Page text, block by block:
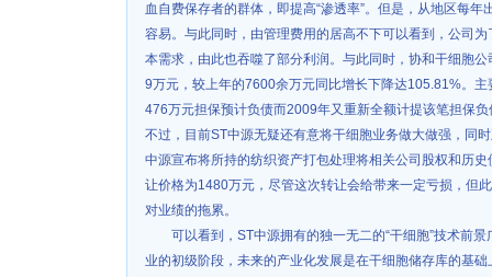
血自费保存者的群体，即提高“渗透率”。但是，从地区每
容易。与此同时，由管理费用的居高不下可以看到，公司
本需求，由此也吞噬了部分利润。与此同时，协和干细胞
9万元，较上年的7600余万元同比增长下降达105.81%。
476万元担保预计负债而2009年又重新全额计提该笔担保负
不过，目前ST中源无疑还有意将干细胞业务做大做强，同
中源宣布将所持的纺织资产打包处理将相关公司股权和历
让价格为1480万元，尽管这次转让会给带来一定亏损，但
对业绩的拖累。
可以看到，ST中源拥有的独一无二的“干细胞”技术前
业的初级阶段，未来的产业化发展是在干细胞储存库的基